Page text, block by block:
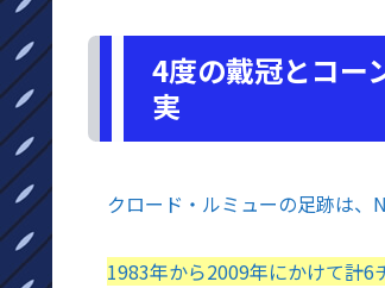
4度の戴冠とコー
実
クロード・ルミューの足跡は、
1983年から2009年にかけて計6